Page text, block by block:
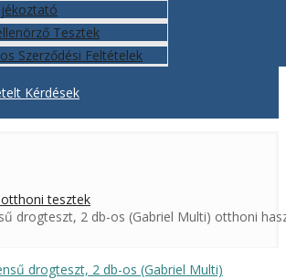
Tesztek
Szerződési Feltételek
Kérdések
tesztek
drogteszt, 2 db-os (Gabriel Multi) otthoni